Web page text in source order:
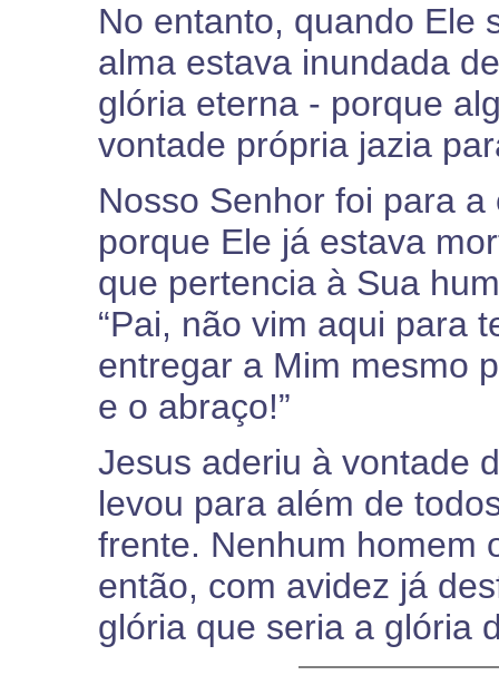
No entanto, quando Ele
alma estava inundada
glória eterna - porque
vontade própria jazia
Nosso Senhor foi para
porque Ele já estava
que pertencia à Sua
“Pai, não vim aqui para
entregar a Mim mesmo
e o abraço!”
Jesus aderiu à vontade
levou para além de
frente. Nenhum homem
então, com avidez já
glória que seria a glória